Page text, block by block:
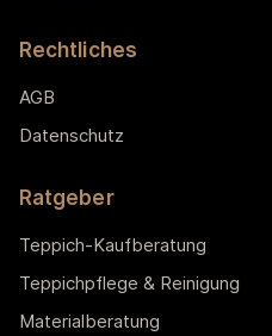
Rechtliches
AGB
Datenschutz
Ratgeber
Teppich-Kaufberatung
Teppichpflege & Reinigung
Materialberatung